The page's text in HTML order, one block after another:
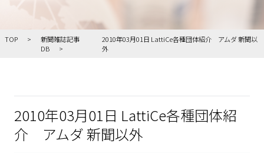
TOP
新聞雑誌記事
DB
2010年03月01日 LattiCe各種団体紹介 アムダ 新聞以
外
2010年03月01日 LattiCe各種団体紹
介 アムダ 新聞以外